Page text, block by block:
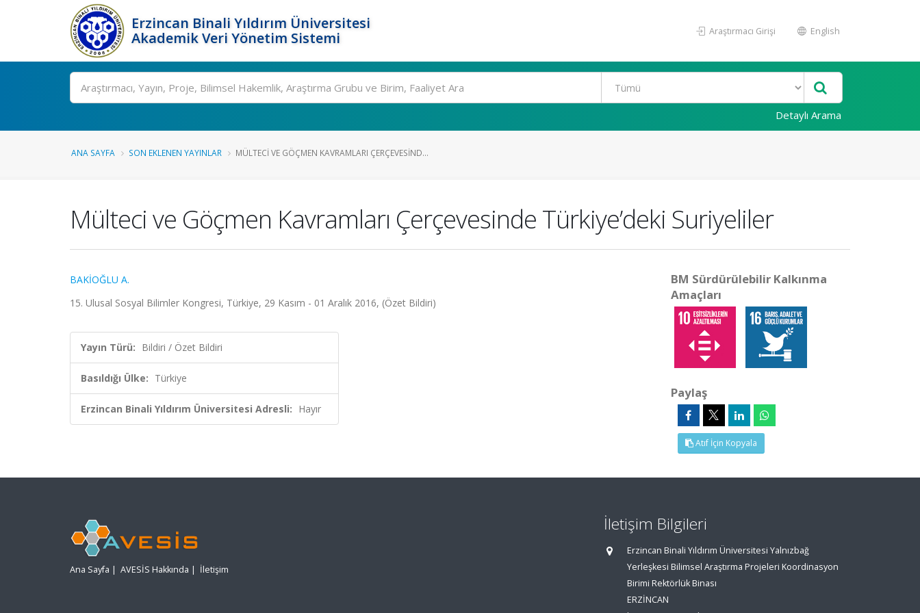
Erzincan Binali Yıldırım Üniversitesi
Akademik Veri Yönetim Sistemi
Araştırmacı Girişi English
Ara
Detaylı Arama
ANA SAYFA SON EKLENEN YAYINLAR MÜLTECI VE GÖÇMEN KAVRAMLARI ÇERÇEVESIND...
Mülteci ve Göçmen Kavramları Çerçevesinde Türkiye’deki Suriyeliler
BAKİOĞLU A.
15. Ulusal Sosyal Bilimler Kongresi, Türkiye, 29 Kasım - 01 Aralık 2016, (Özet Bildiri)
Yayın Türü: Bildiri / Özet Bildiri
Basıldığı Ülke: Türkiye
Erzincan Binali Yıldırım Üniversitesi Adresli: Hayır
BM Sürdürülebilir Kalkınma
Amaçları
Paylaş
Atıf İçin Kopyala
Ana Sayfa | AVESİS Hakkında | İletişim
İletişim Bilgileri
Erzincan Binali Yıldırım Üniversitesi Yalnızbağ
Yerleşkesi Bilimsel Araştırma Projeleri Koordinasyon
Birimi Rektörlük Binası
ERZİNCAN